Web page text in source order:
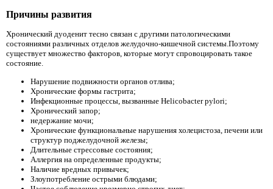
Причины развития
Хронический дуоденит тесно связан с другими патологическими
состояниями различных отделов желудочно-кишечной системы.Поэтому
существует множество факторов, которые могут спровоцировать такое
состояние.
Нарушение подвижности органов отлива;
Хронические формы гастрита;
Инфекционные процессы, вызванные Helicobacter pylori;
Хронический запор;
недержание мочи;
Хронические функциональные нарушения холецистоза, печени или
структур поджелудочной железы;
Длительные стрессовые состояния;
Аллергия на определенные продукты;
Наличие вредных привычек;
Злоупотребление острыми блюдами;